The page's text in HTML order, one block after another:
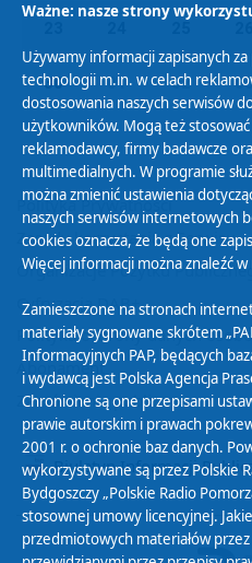
30 01 02
Polityka Prywatności
Zasady korzystania z Serwisu
Organizacje Pożytku
Cyfryzacja DAB+
Polityka ochrony danych
Abonament
Zamówienia publiczne
Biuletyn Informacji
Ważne: nasze strony
Używamy informacji zapisanych
technologii m.in. w celach
dostosowania naszych serwisów
użytkowników. Mogą też stosować
reklamodawcy, firmy badawcze
multimedialnych. W programie
można zmienić ustawienia
naszych serwisów internetowych
cookies oznacza, że będą one
Więcej informacji można znaleźć w
Zamieszczone na stronach
materiały sygnowane skrótem
Informacyjnych PAP, będących
i wydawcą jest Polska Agencja
Chronione są one przepisami
prawie autorskim i prawach
2001 r. o ochronie baz danych.
wykorzystywane są przez Polskie
Bydgoszczy „Polskie Radio
stosownej umowy licencyjnej.
przedmiotowych materiałów